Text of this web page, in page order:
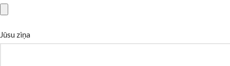
Jūsu ziņa